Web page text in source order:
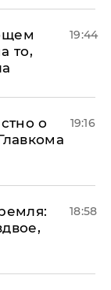
то,
19:44
о
19:16
18:58